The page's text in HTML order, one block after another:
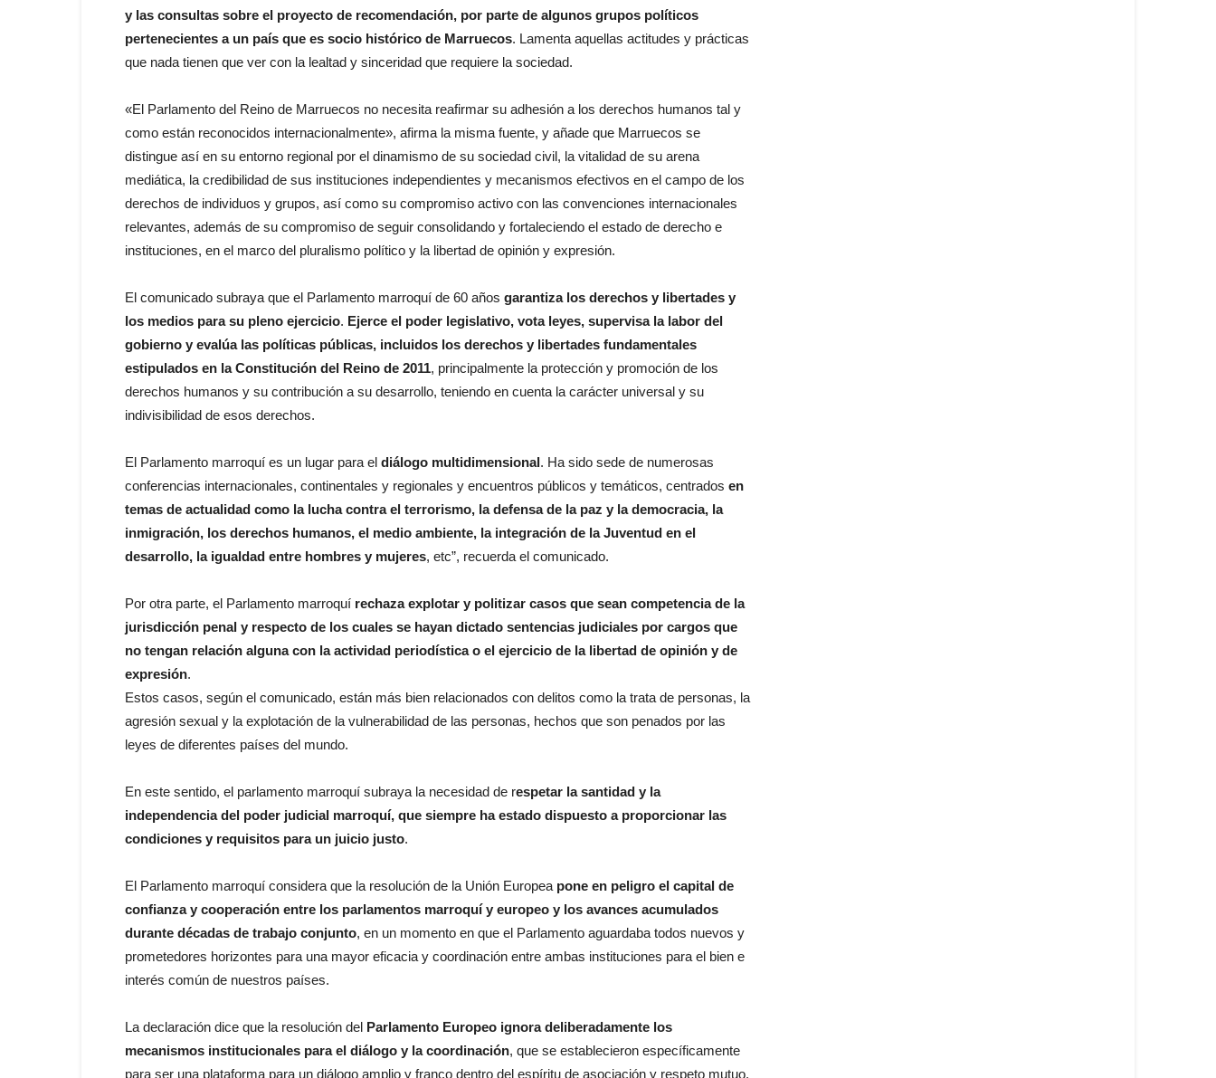
y las consultas sobre el proyecto de recomendación, por parte de algunos grupos políticos
pertenecientes a un país que es socio histórico de Marruecos. Lamenta aquellas actitudes y prácticas
que nada tienen que ver con la lealtad y sinceridad que requiere la sociedad.
«El Parlamento del Reino de Marruecos no necesita reafirmar su adhesión a los derechos humanos tal y
como están reconocidos internacionalmente», afirma la misma fuente, y añade que Marruecos se
distingue así en su entorno regional por el dinamismo de su sociedad civil, la vitalidad de su arena
mediática, la credibilidad de sus instituciones independientes y mecanismos efectivos en el campo de los
derechos de individuos y grupos, así como su compromiso activo con las convenciones internacionales
relevantes, además de su compromiso de seguir consolidando y fortaleciendo el estado de derecho e
instituciones, en el marco del pluralismo político y la libertad de opinión y expresión.
El comunicado subraya que el Parlamento marroquí de 60 años garantiza los derechos y libertades y
los medios para su pleno ejercicio. Ejerce el poder legislativo, vota leyes, supervisa la labor del
gobierno y evalúa las políticas públicas, incluidos los derechos y libertades fundamentales
estipulados en la Constitución del Reino de 2011, principalmente la protección y promoción de los
derechos humanos y su contribución a su desarrollo, teniendo en cuenta la carácter universal y su
indivisibilidad de esos derechos.
El Parlamento marroquí es un lugar para el diálogo multidimensional. Ha sido sede de numerosas
conferencias internacionales, continentales y regionales y encuentros públicos y temáticos, centrados en
temas de actualidad como la lucha contra el terrorismo, la defensa de la paz y la democracia, la
inmigración, los derechos humanos, el medio ambiente, la integración de la Juventud en el
desarrollo, la igualdad entre hombres y mujeres, etc”, recuerda el comunicado.
Por otra parte, el Parlamento marroquí rechaza explotar y politizar casos que sean competencia de la
jurisdicción penal y respecto de los cuales se hayan dictado sentencias judiciales por cargos que
no tengan relación alguna con la actividad periodística o el ejercicio de la libertad de opinión y de
expresión.
Estos casos, según el comunicado, están más bien relacionados con delitos como la trata de personas, la
agresión sexual y la explotación de la vulnerabilidad de las personas, hechos que son penados por las
leyes de diferentes países del mundo.
En este sentido, el parlamento marroquí subraya la necesidad de respetar la santidad y la
independencia del poder judicial marroquí, que siempre ha estado dispuesto a proporcionar las
condiciones y requisitos para un juicio justo.
El Parlamento marroquí considera que la resolución de la Unión Europea pone en peligro el capital de
confianza y cooperación entre los parlamentos marroquí y europeo y los avances acumulados
durante décadas de trabajo conjunto, en un momento en que el Parlamento aguardaba todos nuevos y
prometedores horizontes para una mayor eficacia y coordinación entre ambas instituciones para el bien e
interés común de nuestros países.
La declaración dice que la resolución del Parlamento Europeo ignora deliberadamente los
mecanismos institucionales para el diálogo y la coordinación, que se establecieron específicamente
para ser una plataforma para un diálogo amplio y franco dentro del espíritu de asociación y respeto mutuo.